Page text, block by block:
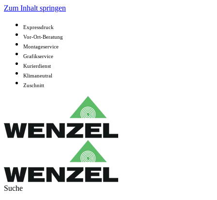
Zum Inhalt springen
Expressdruck
Vor-Ort-Beratung
Montageservice
Grafikservice
Kurierdienst
Klimaneutral
Zuschnitt